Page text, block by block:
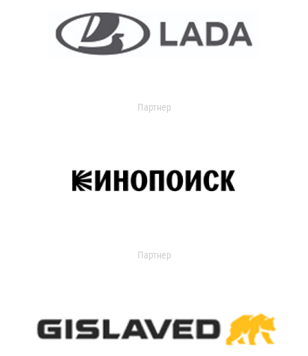
Партнер
Партнер